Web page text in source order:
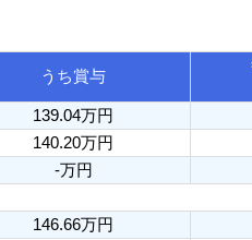
うち賞与
139.04万円
140.20万円
-万円
146.66万円